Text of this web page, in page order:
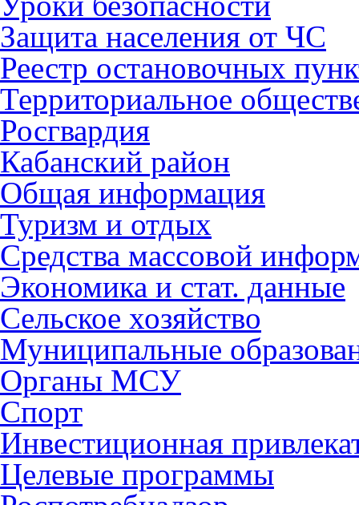
Защита населения от ЧС
Реестр остановочных
Территориальное
Росгвардия
Кабанский район
Общая информация
Туризм и отдых
Средства массовой
Экономика и стат. данные
Сельское хозяйство
Муниципальные
Органы МСУ
Спорт
Инвестиционная
Целевые программы